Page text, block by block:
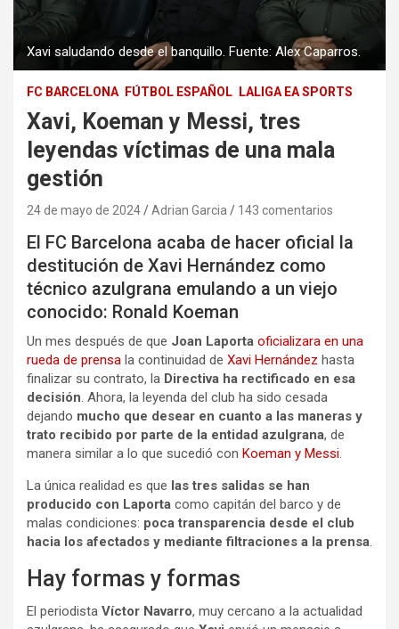
Xavi saludando desde el banquillo. Fuente: Alex Caparros.
FC BARCELONA FÚTBOL ESPAÑOL LALIGA EA SPORTS
Xavi, Koeman y Messi, tres
leyendas víctimas de una mala
gestión
24 de mayo de 2024 Adrian Garcia 143 comentarios
El FC Barcelona acaba de hacer oficial la
destitución de Xavi Hernández como
técnico azulgrana emulando a un viejo
conocido: Ronald Koeman
Un mes después de que Joan Laporta oficializara en una
rueda de prensa la continuidad de Xavi Hernández hasta
finalizar su contrato, la Directiva ha rectificado en esa
decisión. Ahora, la leyenda del club ha sido cesada
dejando mucho que desear en cuanto a las maneras y
trato recibido por parte de la entidad azulgrana, de
manera similar a lo que sucedió con Koeman y Messi.
La única realidad es que las tres salidas se han
producido con Laporta como capitán del barco y de
malas condiciones: poca transparencia desde el club
hacia los afectados y mediante filtraciones a la prensa.
Hay formas y formas
El periodista Víctor Navarro, muy cercano a la actualidad